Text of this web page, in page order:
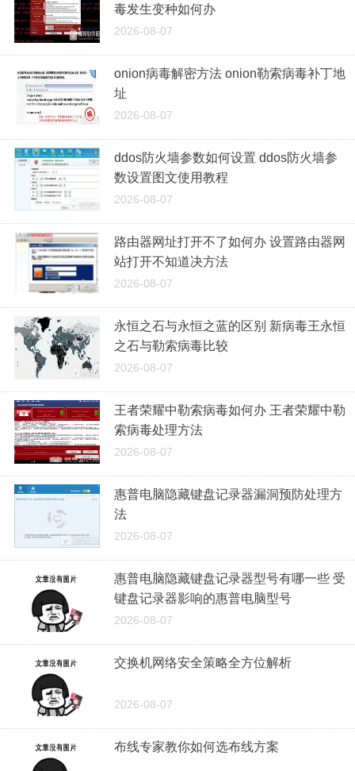
毒发生变种如何办
2026-08-07
onion病毒解密方法 onion勒索病毒补丁地
址
2026-08-07
ddos防火墙参数如何设置 ddos防火墙参
数设置图文使用教程
2026-08-07
路由器网址打开不了如何办 设置路由器网
站打开不知道决方法
2026-08-07
永恒之石与永恒之蓝的区别 新病毒王永恒
之石与勒索病毒比较
2026-08-07
王者荣耀中勒索病毒如何办 王者荣耀中勒
索病毒处理方法
2026-08-07
惠普电脑隐藏键盘记录器漏洞预防处理方
法
2026-08-07
惠普电脑隐藏键盘记录器型号有哪一些 受
键盘记录器影响的惠普电脑型号
2026-08-07
交换机网络安全策略全方位解析
2026-08-07
布线专家教你如何选布线方案